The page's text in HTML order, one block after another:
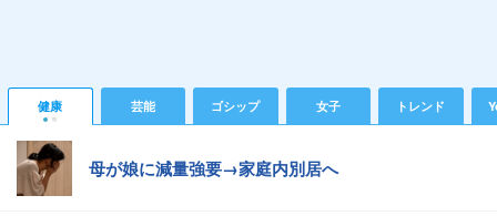
健康 芸能 ゴシップ 女子 トレンド
母が娘に減量強要→家庭内別居へ